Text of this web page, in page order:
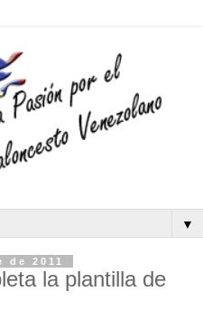
▼
de 2011
la plantilla de